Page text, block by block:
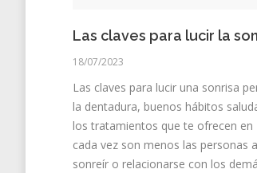
Las claves para lucir la
18/07/2023
Las claves para lucir una sonrisa
la dentadura, buenos hábitos
los tratamientos que te ofrecen
cada vez son menos las personas
sonreír o relacionarse con los